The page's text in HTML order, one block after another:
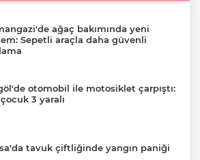
ağaç bakımında yeni
Sepetli araçla daha güvenli
otomobil ile motosiklet çarpıştı:
3 yaralı
tavuk çiftliğinde yangın paniği